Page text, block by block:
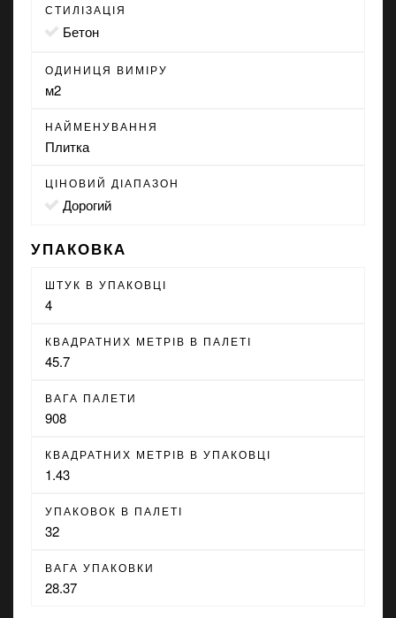
СТИЛІЗАЦІЯ
бетон
ОДИНИЦЯ ВИМІРУ
м2
НАЙМЕНУВАННЯ
Плитка
ЦІНОВИЙ ДІАПАЗОН
Дорогий
УПАКОВКА
ШТУК В УПАКОВЦІ
4
КВАДРАТНИХ МЕТРІВ В ПАЛЕТІ
45.7
ВАГА ПАЛЕТИ
908
КВАДРАТНИХ МЕТРІВ В УПАКОВЦІ
1.43
УПАКОВОК В ПАЛЕТІ
32
ВАГА УПАКОВКИ
28.37